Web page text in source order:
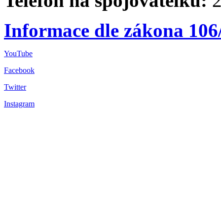
Informace dle zákona
YouTube
Facebook
Twitter
Instagram